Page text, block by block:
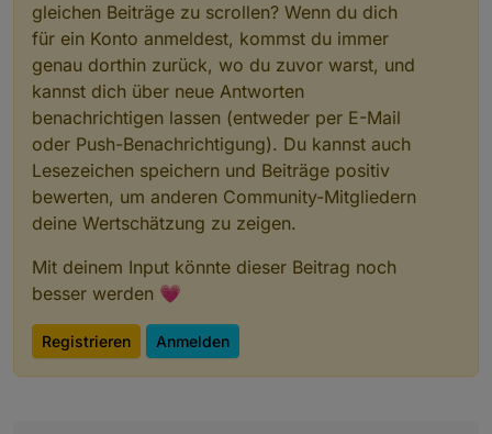
gleichen Beiträge zu scrollen? Wenn du dich
für ein Konto anmeldest, kommst du immer
genau dorthin zurück, wo du zuvor warst, und
kannst dich über neue Antworten
benachrichtigen lassen (entweder per E-Mail
oder Push-Benachrichtigung). Du kannst auch
Lesezeichen speichern und Beiträge positiv
bewerten, um anderen Community-Mitgliedern
deine Wertschätzung zu zeigen.
Mit deinem Input könnte dieser Beitrag noch
besser werden 💗
Registrieren Anmelden